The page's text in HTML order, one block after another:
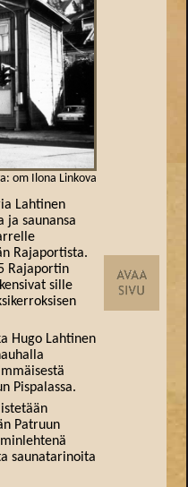
om Ilona Linkova
Lahtinen
ja saunansa
Rajaportista.
Rajaportin
sille
Hugo Lahtinen
Pispalassa.
Patruun
saunatarinoita